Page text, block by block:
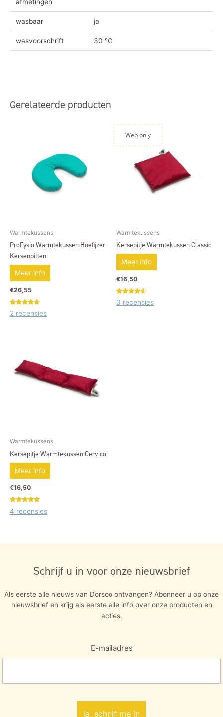
afmetingen
wasbaar ja
wasvoorschrift 30 °C
Gerelateerde producten
Warmtekussens
ProFysio Warmtekussen Hoefijzer
Kersenpitten
Meer info
€26,55
Gewaardeerd
4.50
2
2 recensies
Web only
Warmtekussens
Kersepitje Warmtekussen Classic
Meer info
€16,50
Gewaardeerd
4.33
3
3 recensies
Warmtekussens
Kersepitje Warmtekussen Cervico
Meer info
€16,50
Gewaardeerd
4.75
4
4 recensies
Schrijf u in voor onze nieuwsbrief
Als eerste alle nieuws van Dorsoo ontvangen? Abonneer u op onze
nieuwsbrief en krijg als eerste alle info over onze producten en
acties.
E-mailadres